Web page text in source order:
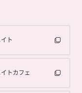
ト
トカフェ